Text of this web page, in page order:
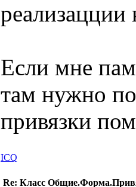
реализацции
Если мне
там нужно
привязки
ICQ
Re: Класс